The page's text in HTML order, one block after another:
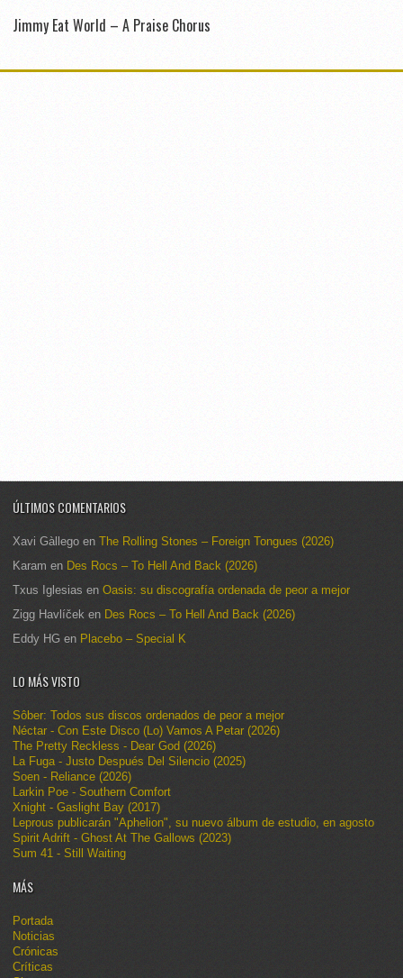
Jimmy Eat World – A Praise Chorus
ÚLTIMOS COMENTARIOS
Xavi Gàllego en The Rolling Stones – Foreign Tongues (2026)
Karam en Des Rocs – To Hell And Back (2026)
Txus Iglesias en Oasis: su discografía ordenada de peor a mejor
Zigg Havlíček en Des Rocs – To Hell And Back (2026)
Eddy HG en Placebo – Special K
LO MÁS VISTO
Sôber: Todos sus discos ordenados de peor a mejor
Néctar - Con Este Disco (Lo) Vamos A Petar (2026)
The Pretty Reckless - Dear God (2026)
La Fuga - Justo Después Del Silencio (2025)
Soen - Reliance (2026)
Larkin Poe - Southern Comfort
Xnight - Gaslight Bay (2017)
Leprous publicarán "Aphelion", su nuevo álbum de estudio, en agosto
Spirit Adrift - Ghost At The Gallows (2023)
Sum 41 - Still Waiting
MÁS
Portada
Noticias
Crónicas
Críticas